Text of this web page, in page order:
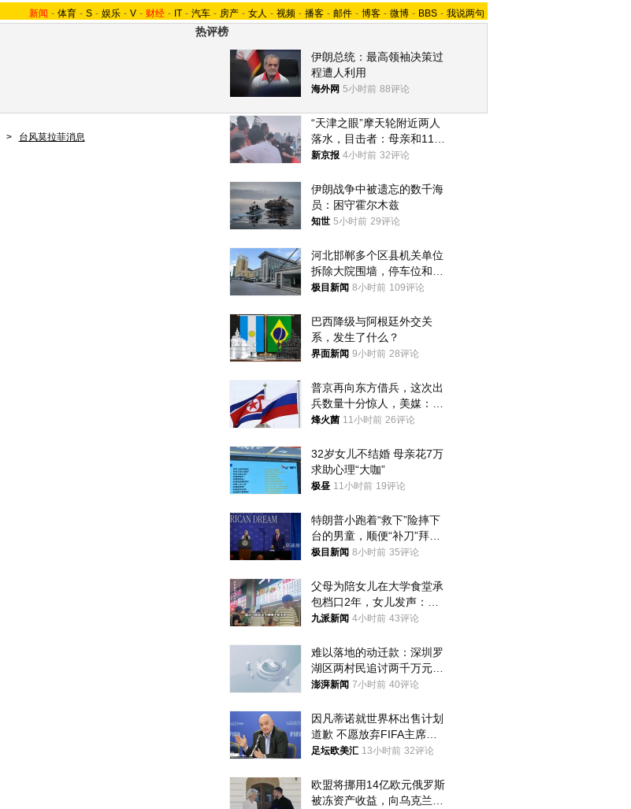
新闻 - 体育 - S - 娱乐 - V - 财经 - IT - 汽车 - 房产 - 女人 - 视频 - 播客 - 邮件 - 博客 - 微博 - BBS - 我说两句
热评榜
伊朗总统：最高领袖决策过
程遭人利用
海外网 5小时前 88评论
“天津之眼”摩天轮附近两人
落水，目击者：母亲和11岁
儿子先后被打捞上岸
新京报 4小时前 32评论
伊朗战争中被遗忘的数千海
员：困守霍尔木兹
知世 5小时前 29评论
河北邯郸多个区县机关单位
拆除大院围墙，停车位和厕
所免费开放，当地多部门回
极目新闻 8小时前 109评论
巴西降级与阿根廷外交关
系，发生了什么？
界面新闻 9小时前 28评论
普京再向东方借兵，这次出
兵数量十分惊人，美媒：俄
朝要动真格？
烽火菌 11小时前 26评论
32岁女儿不结婚 母亲花7万
求助心理“大咖”
极昼 11小时前 19评论
特朗普小跑着“救下”险摔下
台的男童，顺便“补刀”拜
登：“我可不想他像拜登一
极目新闻 8小时前 35评论
父母为陪女儿在大学食堂承
包档口2年，女儿发声：初
衷是为了陪伴，毕业后将不
九派新闻 4小时前 43评论
难以落地的动迁款：深圳罗
湖区两村民追讨两千万元动
迁款八年未果
澎湃新闻 7小时前 40评论
因凡蒂诺就世界杯出售计划
道歉 不愿放弃FIFA主席职
位
足坛欧美汇 13小时前 32评论
欧盟将挪用14亿欧元俄罗斯
被冻资产收益，向乌克兰提
> 台风莫拉菲消息